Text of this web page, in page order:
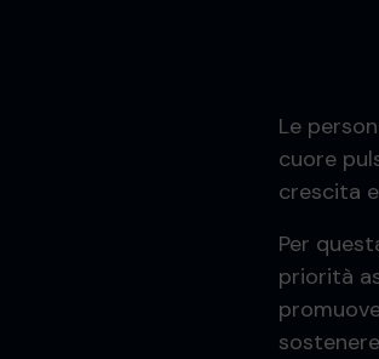
Le
cuore
crescita
Per
priorità